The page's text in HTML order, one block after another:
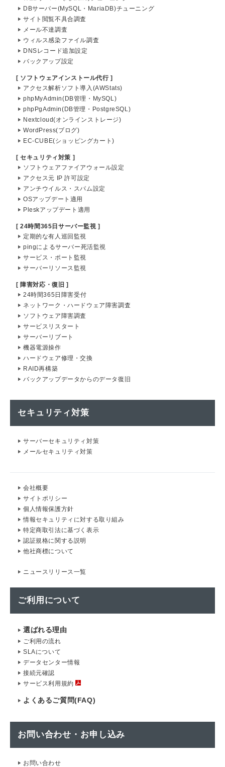
DBサーバー(MySQL・MariaDB)チューニング
サイト閲覧不具合調査
メール不達調査
ウィルス感染ファイル調査
DNSレコード追加設定
バックアップ設定
[ ソフトウェアインストール代行 ]
アクセス解析ソフト導入(AWStats)
phpMyAdmin(DB管理・MySQL)
phpPgAdmin(DB管理・PostgreSQL)
Nextcloud(オンラインストレージ)
WordPress(ブログ)
EC-CUBE(ショッピングカート)
[ セキュリティ対策 ]
ソフトウェアファイアウォール設定
アクセス元 IP 許可設定
アンチウイルス・スパム設定
OSアップデート適用
Pleskアップデート適用
[ 24時間365日サーバー監視 ]
定期的な有人巡回監視
pingによるサーバー死活監視
サービス・ポート監視
サーバーリソース監視
[ 障害対応・復旧 ]
24時間365日障害受付
ネットワーク・ハードウェア障害調査
ソフトウェア障害調査
サービスリスタート
サーバーリブート
機器電源操作
ハードウェア修理・交換
RAID再構築
バックアップデータからのデータ復旧
セキュリティ対策
サーバーセキュリティ対策
メールセキュリティ対策
会社概要
サイトポリシー
個人情報保護方針
情報セキュリティに対する取り組み
特定商取引法に基づく表示
認証規格に関する説明
他社商標について
ニュースリリース一覧
ご利用について
選ばれる理由
ご利用の流れ
SLAについて
データセンター情報
接続元確認
サービス利用規約
よくあるご質問(FAQ)
お問い合わせ・お申し込み
お問い合わせ